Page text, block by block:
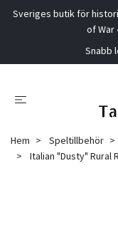
Sveriges butik för
of War
Snabb
Hem Speltillbehör
Italian "Dusty" Rural